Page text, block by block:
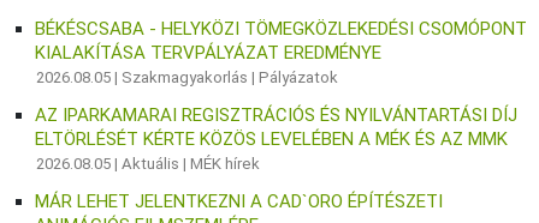
BÉKÉSCSABA - HELYKÖZI TÖMEGKÖZLEKEDÉSI CSOMÓPONT
KIALAKÍTÁSA TERVPÁLYÁZAT EREDMÉNYE
2026.08.05 | Szakmagyakorlás |Pályázatok
AZ IPARKAMARAI REGISZTRÁCIÓS ÉS NYILVÁNTARTÁSI DÍJ
ELTÖRLÉSÉT KÉRTE KÖZÖS LEVELÉBEN A MÉK ÉS AZ MMK
2026.08.05 |Aktuális |MÉK hírek
MÁR LEHET JELENTKEZNI A CAD`ORO ÉPÍTÉSZETI